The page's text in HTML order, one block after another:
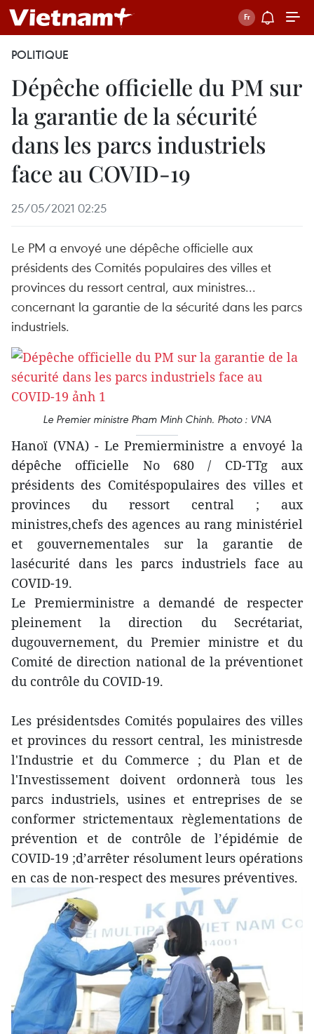
POLITIQUE
Dépêche officielle du PM sur
la garantie de la sécurité
dans les parcs industriels
face au COVID-19
25/05/2021 02:25
Le PM a envoyé une dépêche officielle aux
présidents des Comités populaires des villes et
provinces du ressort central, aux ministres...
concernant la garantie de la sécurité dans les parcs
industriels.
Le Premier ministre Pham Minh Chinh. Photo : VNA
Hanoï (VNA) - Le Premierministre a envoyé la
dépêche officielle No 680 / CD-TTg aux
présidents des Comitéspopulaires des villes et
provinces du ressort central ; aux
ministres,chefs des agences au rang ministériel
et gouvernementales sur la garantie de
lasécurité dans les parcs industriels face au
COVID-19.
Le Premierministre a demandé de respecter
pleinement la direction du Secrétariat,
dugouvernement, du Premier ministre et du
Comité de direction national de la préventionet
du contrôle du COVID-19.
Les présidentsdes Comités populaires des villes
et provinces du ressort central, les ministresde
l'Industrie et du Commerce ; du Plan et de
l'Investissement doivent ordonnerà tous les
parcs industriels, usines et entreprises de se
conformer strictementaux règlementations de
prévention et de contrôle de l’épidémie de
COVID-19 ;d’arrêter résolument leurs opérations
en cas de non-respect des mesures préventives.